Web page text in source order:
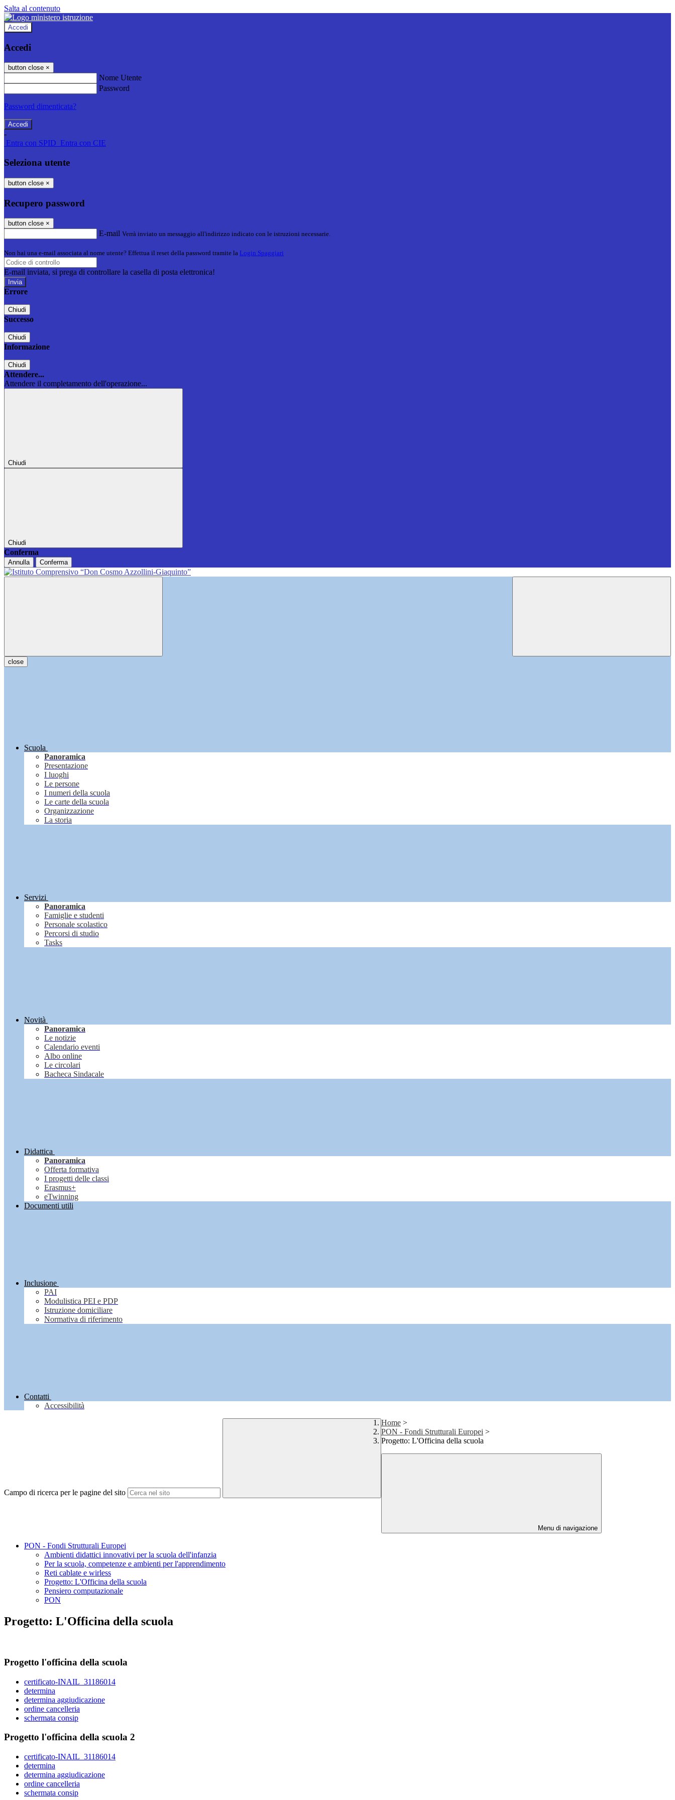
Salta al contenuto
Accedi
Accedi
button close ×
Nome Utente
Password
Password dimenticata?
-
Entra con SPID Entra con CIE
Seleziona utente
button close ×
Recupero password
button close ×
E-mail Verrà inviato un messaggio all'indirizzo indicato con le istruzioni necessarie.
Non hai una e-mail associata al nome utente? Effettua il reset della password tramite la Login Spaggiari
E-mail inviata, si prega di controllare la casella di posta elettronica!
Errore
Chiudi
Successo
Chiudi
Informazione
Chiudi
Attendere...
Attendere il completamento dell'operazione...
Chiudi
Chiudi
Conferma
Annulla Conferma
close
Scuola
Panoramica
Presentazione
I luoghi
Le persone
I numeri della scuola
Le carte della scuola
Organizzazione
La storia
Servizi
Panoramica
Famiglie e studenti
Personale scolastico
Percorsi di studio
Tasks
Novità
Panoramica
Le notizie
Calendario eventi
Albo online
Le circolari
Bacheca Sindacale
Didattica
Panoramica
Offerta formativa
I progetti delle classi
Erasmus+
eTwinning
Documenti utili
Inclusione
PAI
Modulistica PEI e PDP
Istruzione domiciliare
Normativa di riferimento
Contatti
Accessibilità
Campo di ricerca per le pagine del sito
Home >
PON - Fondi Strutturali Europei >
Progetto: L'Officina della scuola
Menu di navigazione
PON - Fondi Strutturali Europei
Ambienti didattici innovativi per la scuola dell'infanzia
Per la scuola, competenze e ambienti per l'apprendimento
Reti cablate e wirless
Progetto: L'Officina della scuola
Pensiero computazionale
PON
Progetto: L'Officina della scuola
Progetto l'officina della scuola
certificato-INAIL_31186014
determina
determina aggiudicazione
ordine cancelleria
schermata consip
Progetto l'officina della scuola 2
certificato-INAIL_31186014
determina
determina aggiudicazione
ordine cancelleria
schermata consip